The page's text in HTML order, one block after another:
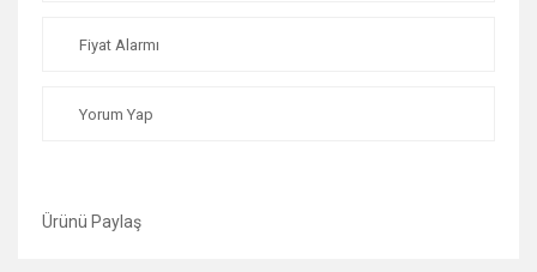
Fiyat Alarmı
Yorum Yap
Ürünü Paylaş